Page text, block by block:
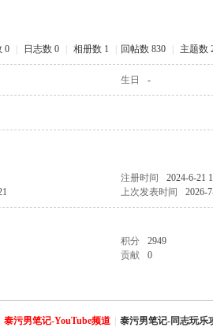
0 日志数 0 相册数 1 回帖数 830 主题数
生日 -
注册时间
2024-6-21
上次发表时间 2026-
积分
2949
贡献
0
泰污男笔记-YouTube频道 泰污男笔记-同志玩乐